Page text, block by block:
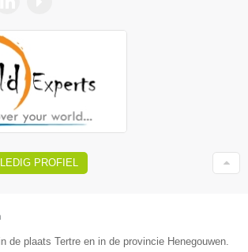
PROFIEL
de plaats Tertre en in de provincie Henegouwen.